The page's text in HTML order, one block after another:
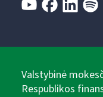
Valstybinė
Respublikos